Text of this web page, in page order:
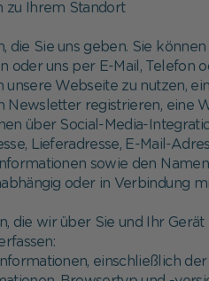
zu Ihrem Standort
die Sie uns geben. Sie
oder uns per E-Mail, Telefon
unsere Webseite zu nutzen,
Newsletter registrieren, eine
über Social-Media-
Lieferadresse, E-Mail-
sowie den
oder in Verbindung
die wir über Sie und Ihr
einschließlich